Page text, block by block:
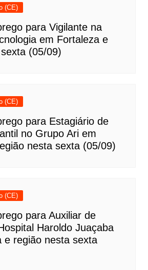
(CE)
para Vigilante na
em Fortaleza e
(05/09)
(CE)
para Estagiário de
no Grupo Ari em
nesta sexta (05/09)
(CE)
para Auxiliar de
Haroldo Juaçaba
e região nesta sexta